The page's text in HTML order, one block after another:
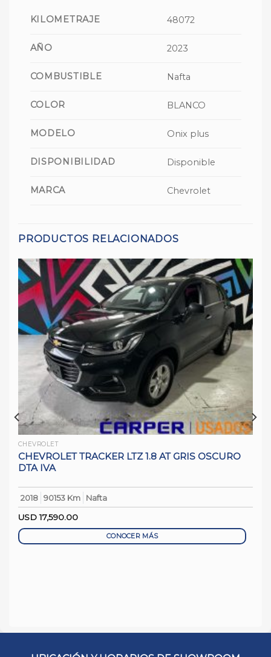
KILOMETRAJE 48072
AÑO 2023
COMBUSTIBLE Nafta
COLOR BLANCO
MODELO Onix plus
DISPONIBILIDAD Disponible
MARCA Chevrolet
PRODUCTOS RELACIONADOS
CHEVROLET
CHEVROLET TRACKER LTZ 1.8 AT GRIS OSCURO
DTA IVA
2018 90153 Km
Nafta
USD17,590.00
CONOCER MÁS